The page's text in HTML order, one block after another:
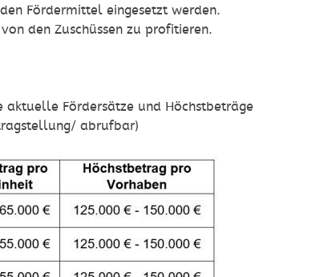
Fördermittel eingesetzt werden.
den Zuschüssen zu profitieren.
aktuelle Fördersätze und Höchstbeträge
abrufbar)